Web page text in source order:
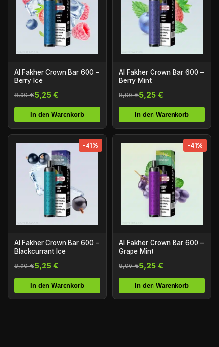
Al Fakher Crown Bar 600 –
Berry Ice
8,90 €5,25 €
In den Warenkorb
Al Fakher Crown Bar 600 –
Berry Mint
8,90 €5,25 €
In den Warenkorb
-41%
Al Fakher Crown Bar 600 –
Blackcurrant Ice
8,90 €5,25 €
In den Warenkorb
-41%
Al Fakher Crown Bar 600 –
Grape Mint
8,90 €5,25 €
In den Warenkorb